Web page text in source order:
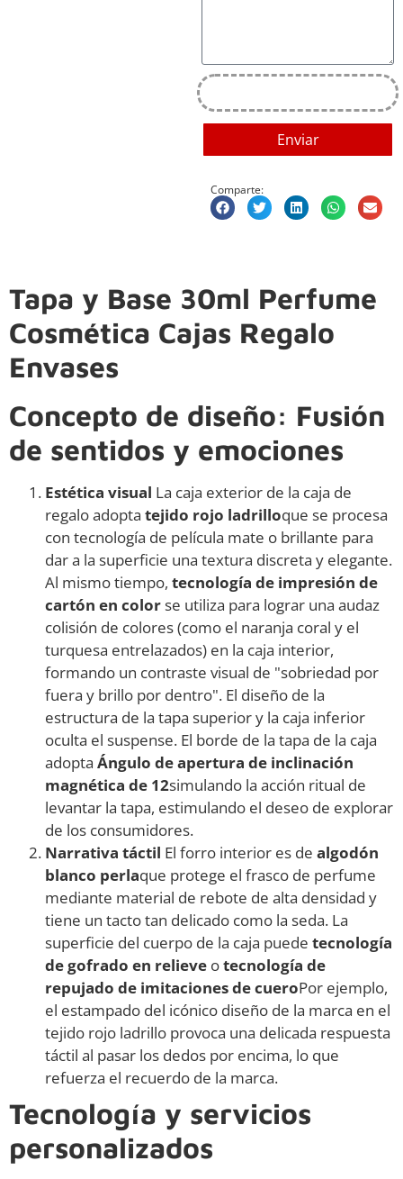
Enviar
Comparte:
Tapa y Base 30ml Perfume
Cosmética Cajas Regalo
Envases
Concepto de diseño: Fusión
de sentidos y emociones
Estética visual La caja exterior de la caja de
regalo adopta tejido rojo ladrilloque se procesa
con tecnología de película mate o brillante para
dar a la superficie una textura discreta y elegante.
Al mismo tiempo, tecnología de impresión de
cartón en colorse utiliza para lograr una audaz
colisión de colores (como el naranja coral y el
turquesa entrelazados) en la caja interior,
formando un contraste visual de "sobriedad por
fuera y brillo por dentro". El diseño de la
estructura de la tapa superior y la caja inferior
oculta el suspense. El borde de la tapa de la caja
adopta Ángulo de apertura de inclinación
magnética de 12simulando la acción ritual de
levantar la tapa, estimulando el deseo de explorar
de los consumidores.
Narrativa táctil El forro interior es de algodón
blanco perlaque protege el frasco de perfume
mediante material de rebote de alta densidad y
tiene un tacto tan delicado como la seda. La
superficie del cuerpo de la caja puede tecnología
de gofrado en relieve otecnología de
repujado de imitaciones de cueroPor ejemplo,
el estampado del icónico diseño de la marca en el
tejido rojo ladrillo provoca una delicada respuesta
táctil al pasar los dedos por encima, lo que
refuerza el recuerdo de la marca.
Tecnología y servicios
personalizados